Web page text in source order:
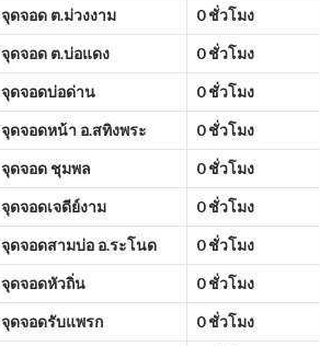
จุดจอด ต.ม่วงงาม 0 ชั่วโมง
จุดจอด ต.บ่อแดง 0 ชั่วโมง
จุดจอดบ่อด่าน 0 ชั่วโมง
จุดจอดหน้า อ.สทิงพระ 0 ชั่วโมง
จุดจอด ชุมพล 0 ชั่วโมง
จุดจอดเจดีย์งาม 0 ชั่วโมง
จุดจอดสามบ่อ อ.ระโนด 0 ชั่วโมง
จุดจอดหัวถิ่น 0 ชั่วโมง
จุดจอดรับแพรก 0 ชั่วโมง